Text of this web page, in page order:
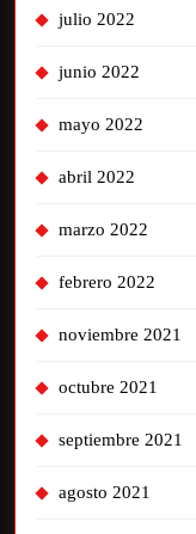
julio 2022
junio 2022
mayo 2022
abril 2022
marzo 2022
febrero 2022
noviembre 2021
octubre 2021
septiembre 2021
agosto 2021